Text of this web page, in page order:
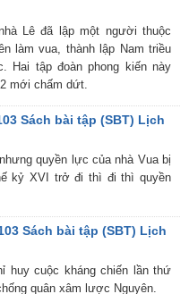
Lê đã lập một người thuộc
làm vua, thành lập Nam triều
Hai tập đoàn phong kiến này
mới chấm dứt.
Sách bài tập (SBT) Lịch
quyền lực của nhà Vua bị
kỷ XVI trở đi thì đi thì quyền
Sách bài tập (SBT) Lịch
huy cuộc kháng chiến lần thứ
quân xâm lược Nguyên.